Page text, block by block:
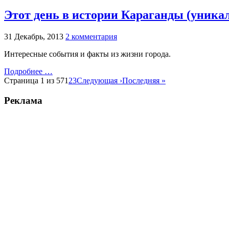
Этот день в истории Караганды
31 Декабрь, 2013 2 комментария
Интересные события и факты из жизни города.
Подробнее …
Страница 1 из 571 23Следующая ›Последняя »
Реклама